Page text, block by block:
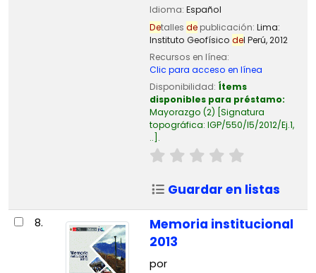
Idioma: Español
Detalles depublicación: Lima:
Instituto Geofísico del Perú,2012
Recursos en línea:
Clic para acceso en línea
Disponibilidad: Ítems
disponibles para préstamo:
Mayorazgo (2) Signatura
topográfica: IGP/550/I5/2012/Ej.1,
.. .
Guardar en listas
8.
Memoria institucional
2013
por